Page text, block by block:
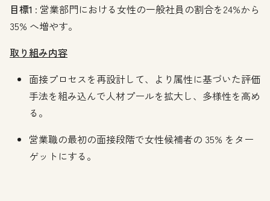
目標1 : 営業部門における女性の一般社員の割合を24%から
35% へ増やす。
取り組み内容
面接プロセスを再設計して、より属性に基づいた評価
手法を組み込んで人材プールを拡大し、多様性を高め
る。
営業職の最初の面接段階で女性候補者の 35% をター
ゲットにする。